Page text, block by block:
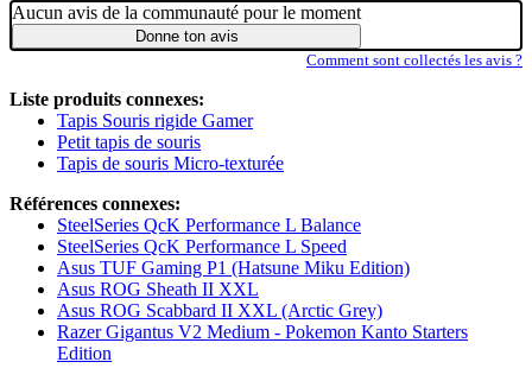
Aucun avis de la communauté pour le moment
Donne ton avis
Comment sont collectés les avis ?
Liste produits connexes:
Tapis Souris rigide Gamer
Petit tapis de souris
Tapis de souris Micro-texturée
Références connexes:
SteelSeries QcK Performance L Balance
SteelSeries QcK Performance L Speed
Asus TUF Gaming P1 (Hatsune Miku Edition)
Asus ROG Sheath II XXL
Asus ROG Scabbard II XXL (Arctic Grey)
Razer Gigantus V2 Medium - Pokemon Kanto Starters
Edition